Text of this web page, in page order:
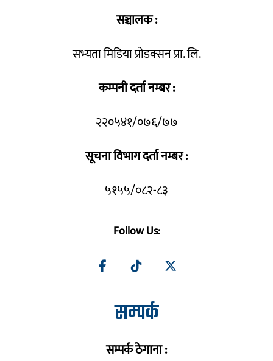
सञ्चालक :
सभ्यता मिडिया प्रोडक्सन प्रा. लि.
कम्पनी दर्ता नम्बर :
२२०५४१/०७६/७७
सूचना विभाग दर्ता नम्बर :
५१५५/०८२-८३
Follow Us:
सम्पर्क
सम्पर्क ठेगाना :